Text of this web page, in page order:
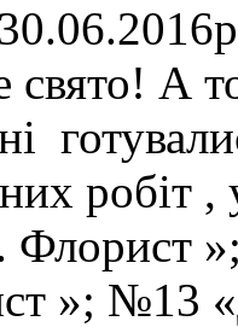
свято! А
робіт
»; №13